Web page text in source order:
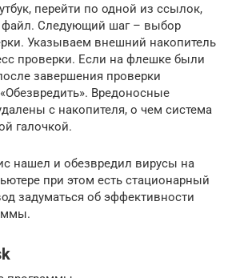
перейти по одной из ссылок,
файл. Следующий шаг – выбор
Указываем внешний накопитель
проверки. Если на флешке были
завершения проверки
Вредоносные
с накопителя, о чем система
галочкой.
нашел и обезвредил вирусы на
при этом есть стационарный
задуматься об эффективности